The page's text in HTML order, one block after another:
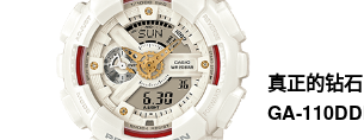
真正的钻石
GA-